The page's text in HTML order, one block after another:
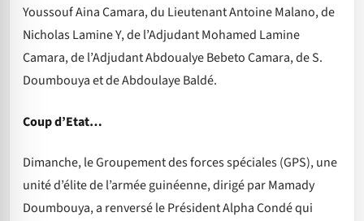
Youssouf Aina Camara, du Lieutenant Antoine Malano, de
Nicholas Lamine Y, de l’Adjudant Mohamed Lamine
Camara, de l’Adjudant Abdoualye Bebeto Camara, de S.
Doumbouya et de Abdoulaye Baldé.
Coup d’Etat…
Dimanche, le Groupement des forces spéciales (GPS), une
unité d’élite de l’armée guinéenne, dirigé par Mamady
Doumbouya, a renversé le Président Alpha Condé qui